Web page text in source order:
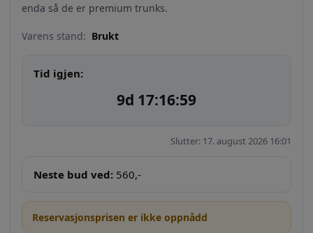
enda så de er premium trunks.
Varens stand: Brukt
Tid igjen:
9d 17:16:59
Slutter: 17. august 2026 16:01
Neste bud ved: 560,-
Reservasjonsprisen er ikke oppnådd